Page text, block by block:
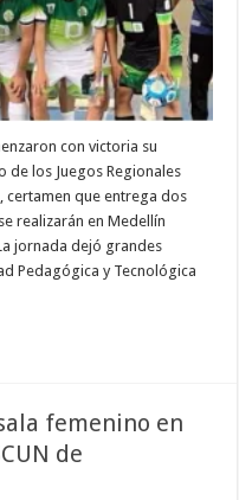
con victoria su
de los Juegos Regionales
certamen que entrega dos
realizarán en Medellín
jornada dejó grandes
Pedagógica y Tecnológica
femenino en
de